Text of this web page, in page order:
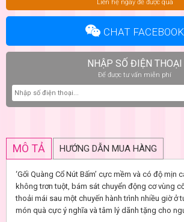
Liên hệ ngay để được quà
CHAT FACEBOOK
NHẬP SỐ ĐIỆN THOẠI
Để được tư vấn miễn phí
MÔ TẢ HƯỚNG DẪN MUA HÀNG
‘Gối Quàng Cổ Nút Bấm’ cực mềm và có độ mịn
không trơn tuột, bám sát chuyển động cơ vùng
thoải mái sau một chuyến hành trình nhiều giờ ở
món quà cực ý nghĩa và tâm lý dãnh tặng cho